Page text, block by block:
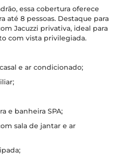
essa cobertura oferece
até 8 pessoas. Destaque para
Jacuzzi privativa, ideal para
com vista privilegiada.
e ar condicionado;
e banheira SPA;
sala de jantar e ar